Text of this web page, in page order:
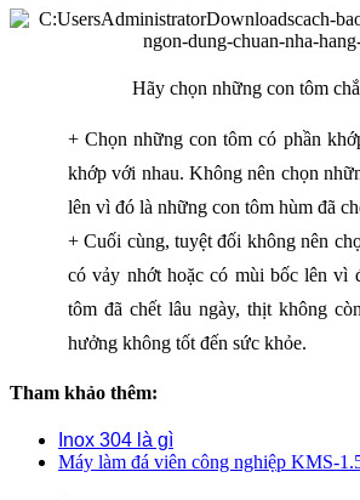
Hãy chọn những con tôm
+ Chọn những con tôm có phần
khớp với nhau. Không nên chọn
lên vì đó là những con tôm hùm đã
+ Cuối cùng, tuyệt đối không nên
có vảy nhớt hoặc có mùi bốc lên vì
tôm đã chết lâu ngày, thịt không
hưởng không tốt đến sức khỏe.
Tham khảo thêm:
Inox 304 là gì
Máy làm đá viên công nghiệp KMS-